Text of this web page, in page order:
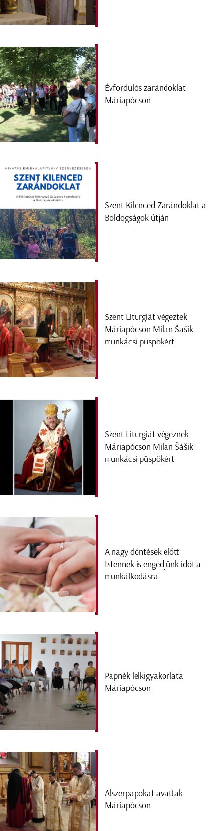
Évfordulós zarándoklat
Máriapócson
Szent Kilenced Zarándoklat a
Boldogságok útján
Szent Liturgiát végeztek
Máriapócson Milan Šašik
munkácsi püspökért
Szent Liturgiát végeznek
Máriapócson Milan Šášik
munkácsi püspökért
A nagy döntések előtt
Istennek is engedjünk időt a
munkálkodásra
Papnék lelkigyakorlata
Máriapócson
Alszerpapokat avattak
Máriapócson